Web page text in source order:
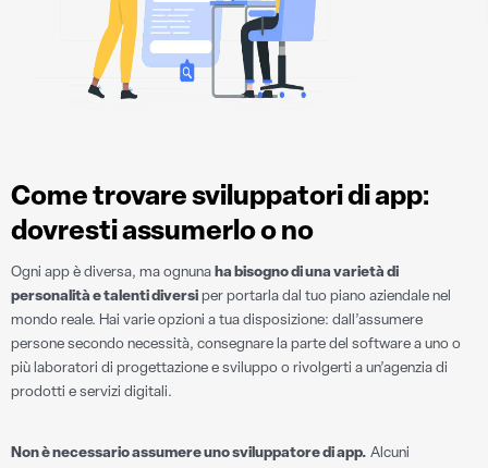
Come trovare sviluppatori di app:
dovresti assumerlo o no
Ogni app è diversa, ma ognuna ha bisogno di una varietà di
personalità e talenti diversi per portarla dal tuo piano aziendale nel
mondo reale. Hai varie opzioni a tua disposizione: dall’assumere
persone secondo necessità, consegnare la parte del software a uno o
più laboratori di progettazione e sviluppo o rivolgerti a un’agenzia di
prodotti e servizi digitali.
Non è necessario assumere uno sviluppatore di app. Alcuni